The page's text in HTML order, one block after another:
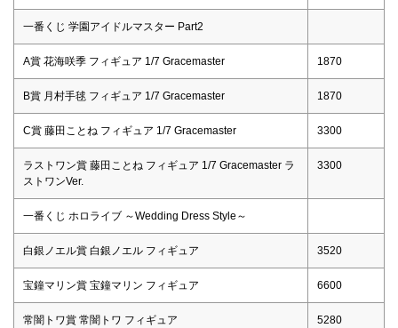
一番くじ 学園アイドルマスター Part2
A賞 花海咲季 フィギュア 1/7 Gracemaster 1870
B賞 月村手毬 フィギュア 1/7 Gracemaster 1870
C賞 藤田ことね フィギュア 1/7 Gracemaster 3300
ラストワン賞 藤田ことね フィギュア 1/7 Gracemaster ラ
ストワンVer.
3300
一番くじ ホロライブ ～Wedding Dress Style～
白銀ノエル賞 白銀ノエル フィギュア 3520
宝鐘マリン賞 宝鐘マリン フィギュア 6600
常闇トワ賞 常闇トワ フィギュア 5280